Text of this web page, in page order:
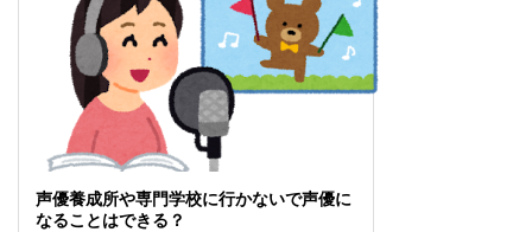
声優養成所や専門学校に行かないで声優に
なることはできる？